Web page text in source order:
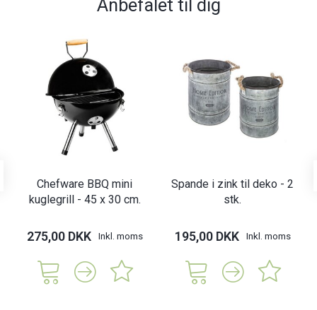
Anbefalet til dig
Chefware BBQ mini
kuglegrill - 45 x 30 cm.
275,00 DKK Inkl. moms
Spande i zink til deko - 2
stk.
195,00 DKK Inkl. moms